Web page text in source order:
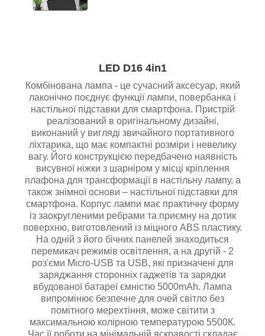
LED D16 4in1
Комбінована лампа - це сучасний аксесуар, який
лаконічно поєднує функції лампи, повербанка і
настільної підставки для смартфона. Пристрій
реалізований в оригінальному дизайні,
виконаний у вигляді звичайного портативного
ліхтарика, що має компактні розміри і невелику
вагу. Його конструкцією передбачено наявність
висувної ніжки з шарніром у місці кріплення
плафона для трансформації в настільну лампу, а
також знімної основи – настільної підставки для
смартфона. Корпус лампи має практичну форму
із заокругленими ребрами та приємну на дотик
поверхню, виготовлений із міцного ABS пластику.
На одній з його бічних панелей знаходиться
перемикач режимів освітлення, а на другій - 2
роз'єми Micro-USB та USB, які призначені для
заряджання сторонніх гаджетів та зарядки
вбудованої батареї ємністю 5000mAh. Лампа
випромінює безпечне для очей світло без
помітного мерехтіння, може світити з
максимальною колірною температурою 5500К.
Час її роботи на мінімальній яскравості складає